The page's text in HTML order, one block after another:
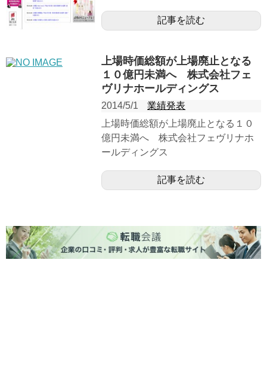
記事を読む
上場時価総額が上場廃止となる
１０億円未満へ 株式会社フェ
ヴリナホールディングス
2014/5/1
業績発表
上場時価総額が上場廃止となる１０
億円未満へ 株式会社フェヴリナホ
ールディングス
記事を読む